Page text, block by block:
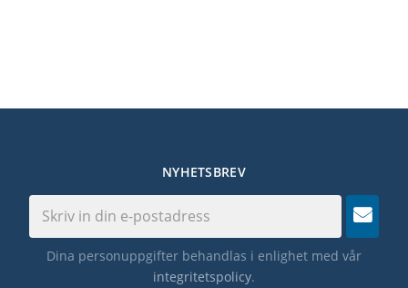
NYHETSBREV
Dina personuppgifter behandlas i enlighet med vår
integritetspolicy.